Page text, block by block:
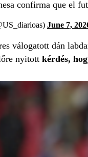
confirma que el
June 7,
válogatott dán
nyitott kérdés,